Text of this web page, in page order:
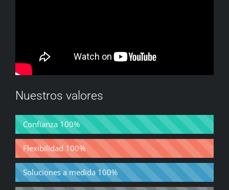
Nuestros valores
Confianza 100%
Flexibilidad 100%
Soluciones a medida 100%